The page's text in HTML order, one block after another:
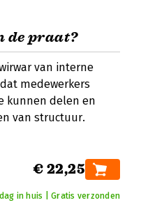
de praat?
van interne
medewerkers
kunnen delen en
van structuur.
€ 22,25
in huis | Gratis verzonden